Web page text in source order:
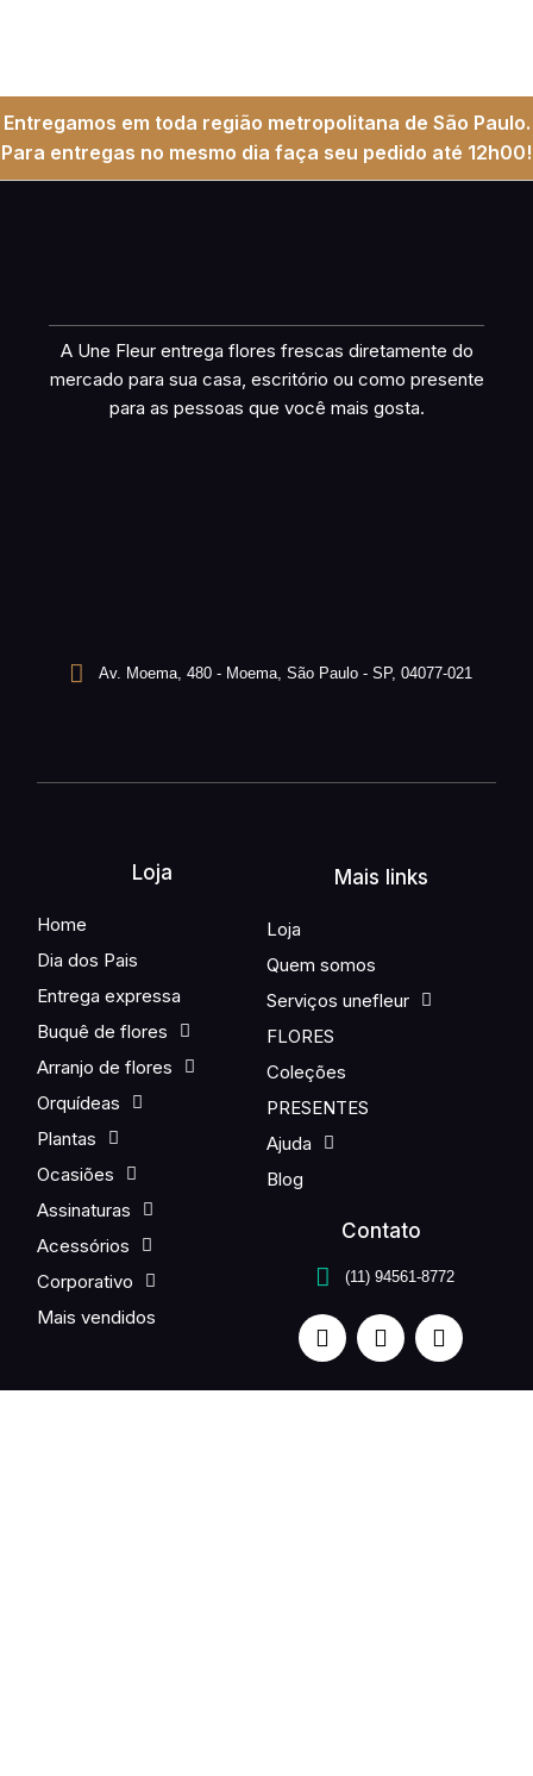
Entregamos em toda região metropolitana de São Paulo.
Para entregas no mesmo dia faça seu pedido até 12h00!
A Une Fleur entrega flores frescas diretamente do
mercado para sua casa, escritório ou como presente
para as pessoas que você mais gosta.
Av. Moema, 480 - Moema, São Paulo - SP, 04077-021
Loja
Home
Dia dos Pais
Entrega expressa
Buquê de flores
Arranjo de flores
Orquídeas
Plantas
Ocasiões
Assinaturas
Acessórios
Corporativo
Mais vendidos
Mais links
Loja
Quem somos
Serviços unefleur
FLORES
Coleções
PRESENTES
Ajuda
Blog
Contato
(11) 94561-8772